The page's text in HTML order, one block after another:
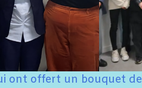
ont offert un bouquet